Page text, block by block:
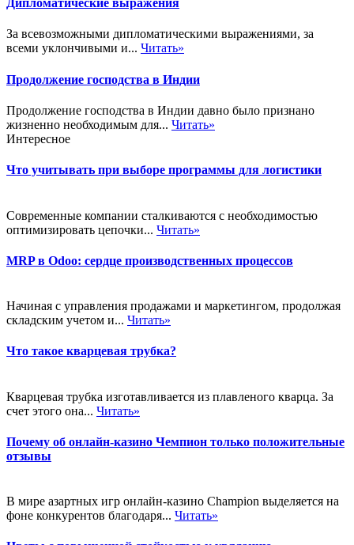
Дипломатические выражения
За всевозможными дипломатическими выражениями, за
всеми уклончивыми и... Читать»
Продолжение господства в Индии
Продолжение господства в Индии давно было признано
жизненно необходимым для... Читать»
Интересное
Что учитывать при выборе программы для логистики
Современные компании сталкиваются с необходимостью
оптимизировать цепочки... Читать»
MRP в Odoo: сердце производственных процессов
Начиная с управления продажами и маркетингом, продолжая
складским учетом и... Читать»
Что такое кварцевая трубка?
Кварцевая трубка изготавливается из плавленого кварца. За
счет этого она... Читать»
Почему об онлайн-казино Чемпион только положительные
отзывы
В мире азартных игр онлайн-казино Champion выделяется на
фоне конкурентов благодаря... Читать»